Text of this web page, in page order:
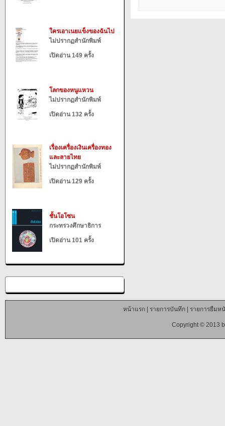
ใครเอาเนยแข็งของฉันไป
ไม่ปรากฏสำนักพิมพ์
เปิดอ่าน 149 ครั้ง
โลกของหนูแหวน
ไม่ปรากฏสำนักพิมพ์
เปิดอ่าน 132 ครั้ง
เรื่องเครื่องเงินเครื่องทอง
และลายไทย
ไม่ปรากฏสำนักพิมพ์
เปิดอ่าน 129 ครั้ง
ชั้นโอโซน
กระทรวงศึกษาธิการ
เปิดอ่าน 101 ครั้ง
หน้าแรก| รายการบันทึก| รายการยืมห
Copyright © 2013